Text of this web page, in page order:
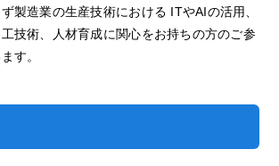
製造業の生産技術における ITやAIの活用、
技術、人材育成に関心をお持ちの方のご参
す。